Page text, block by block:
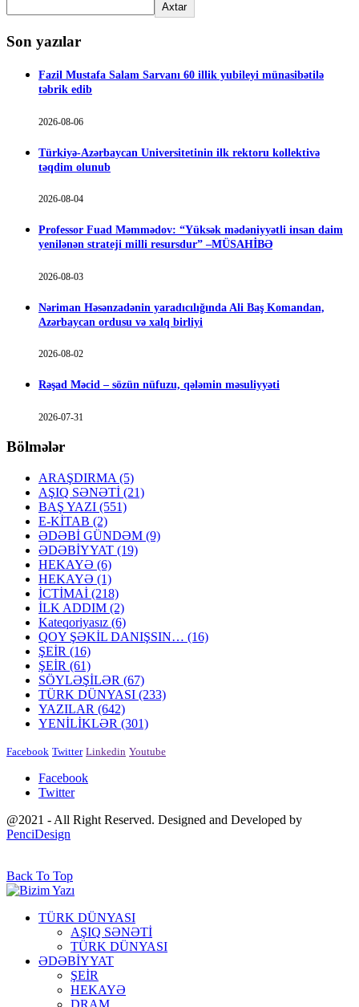
Axtar
Son yazılar
Fazil Mustafa Salam Sarvanı 60 illik yubileyi münasibətilə
təbrik edib
2026-08-06
Türkiyə-Azərbaycan Universitetinin ilk rektoru kollektivə
təqdim olunub
2026-08-04
Professor Fuad Məmmədov: “Yüksək mədəniyyətli insan daim
yenilənən strateji milli resursdur” –MÜSAHİBƏ
2026-08-03
Nəriman Həsənzadənin yaradıcılığında Ali Baş Komandan,
Azərbaycan ordusu və xalq birliyi
2026-08-02
Rəşad Məcid – sözün nüfuzu, qələmin məsuliyyəti
2026-07-31
Bölmələr
ARAŞDIRMA (5)
AŞIQ SƏNƏTİ (21)
BAŞ YAZI (551)
E-KİTAB (2)
ƏDƏBİ GÜNDƏM (9)
ƏDƏBİYYAT (19)
HEKAYƏ (6)
HEKAYƏ (1)
İCTİMAİ (218)
İLK ADDIM (2)
Kateqoriyasız (6)
QOY ŞƏKİL DANIŞSIN… (16)
ŞEİR (16)
ŞEİR (61)
SÖYLƏŞİLƏR (67)
TÜRK DÜNYASI (233)
YAZILAR (642)
YENİLİKLƏR (301)
Facebook Twitter Linkedin Youtube
Facebook
Twitter
@2021 - All Right Reserved. Designed and Developed by
PenciDesign
Back To Top
TÜRK DÜNYASI
AŞIQ SƏNƏTİ
TÜRK DÜNYASI
ƏDƏBİYYAT
ŞEİR
HEKAYƏ